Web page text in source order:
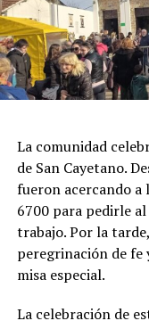
La comunidad
de San Cayetano.
fueron acercando a
6700 para pedirle
trabajo. Por la
peregrinación de fe
misa especial.
La celebración de